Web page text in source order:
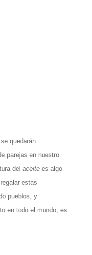
quedarán
parejas en nuestro
del aceitees algo
estas
pueblos, y
en todo el mundo, es